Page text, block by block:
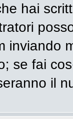
hai
inviando
se fai
il